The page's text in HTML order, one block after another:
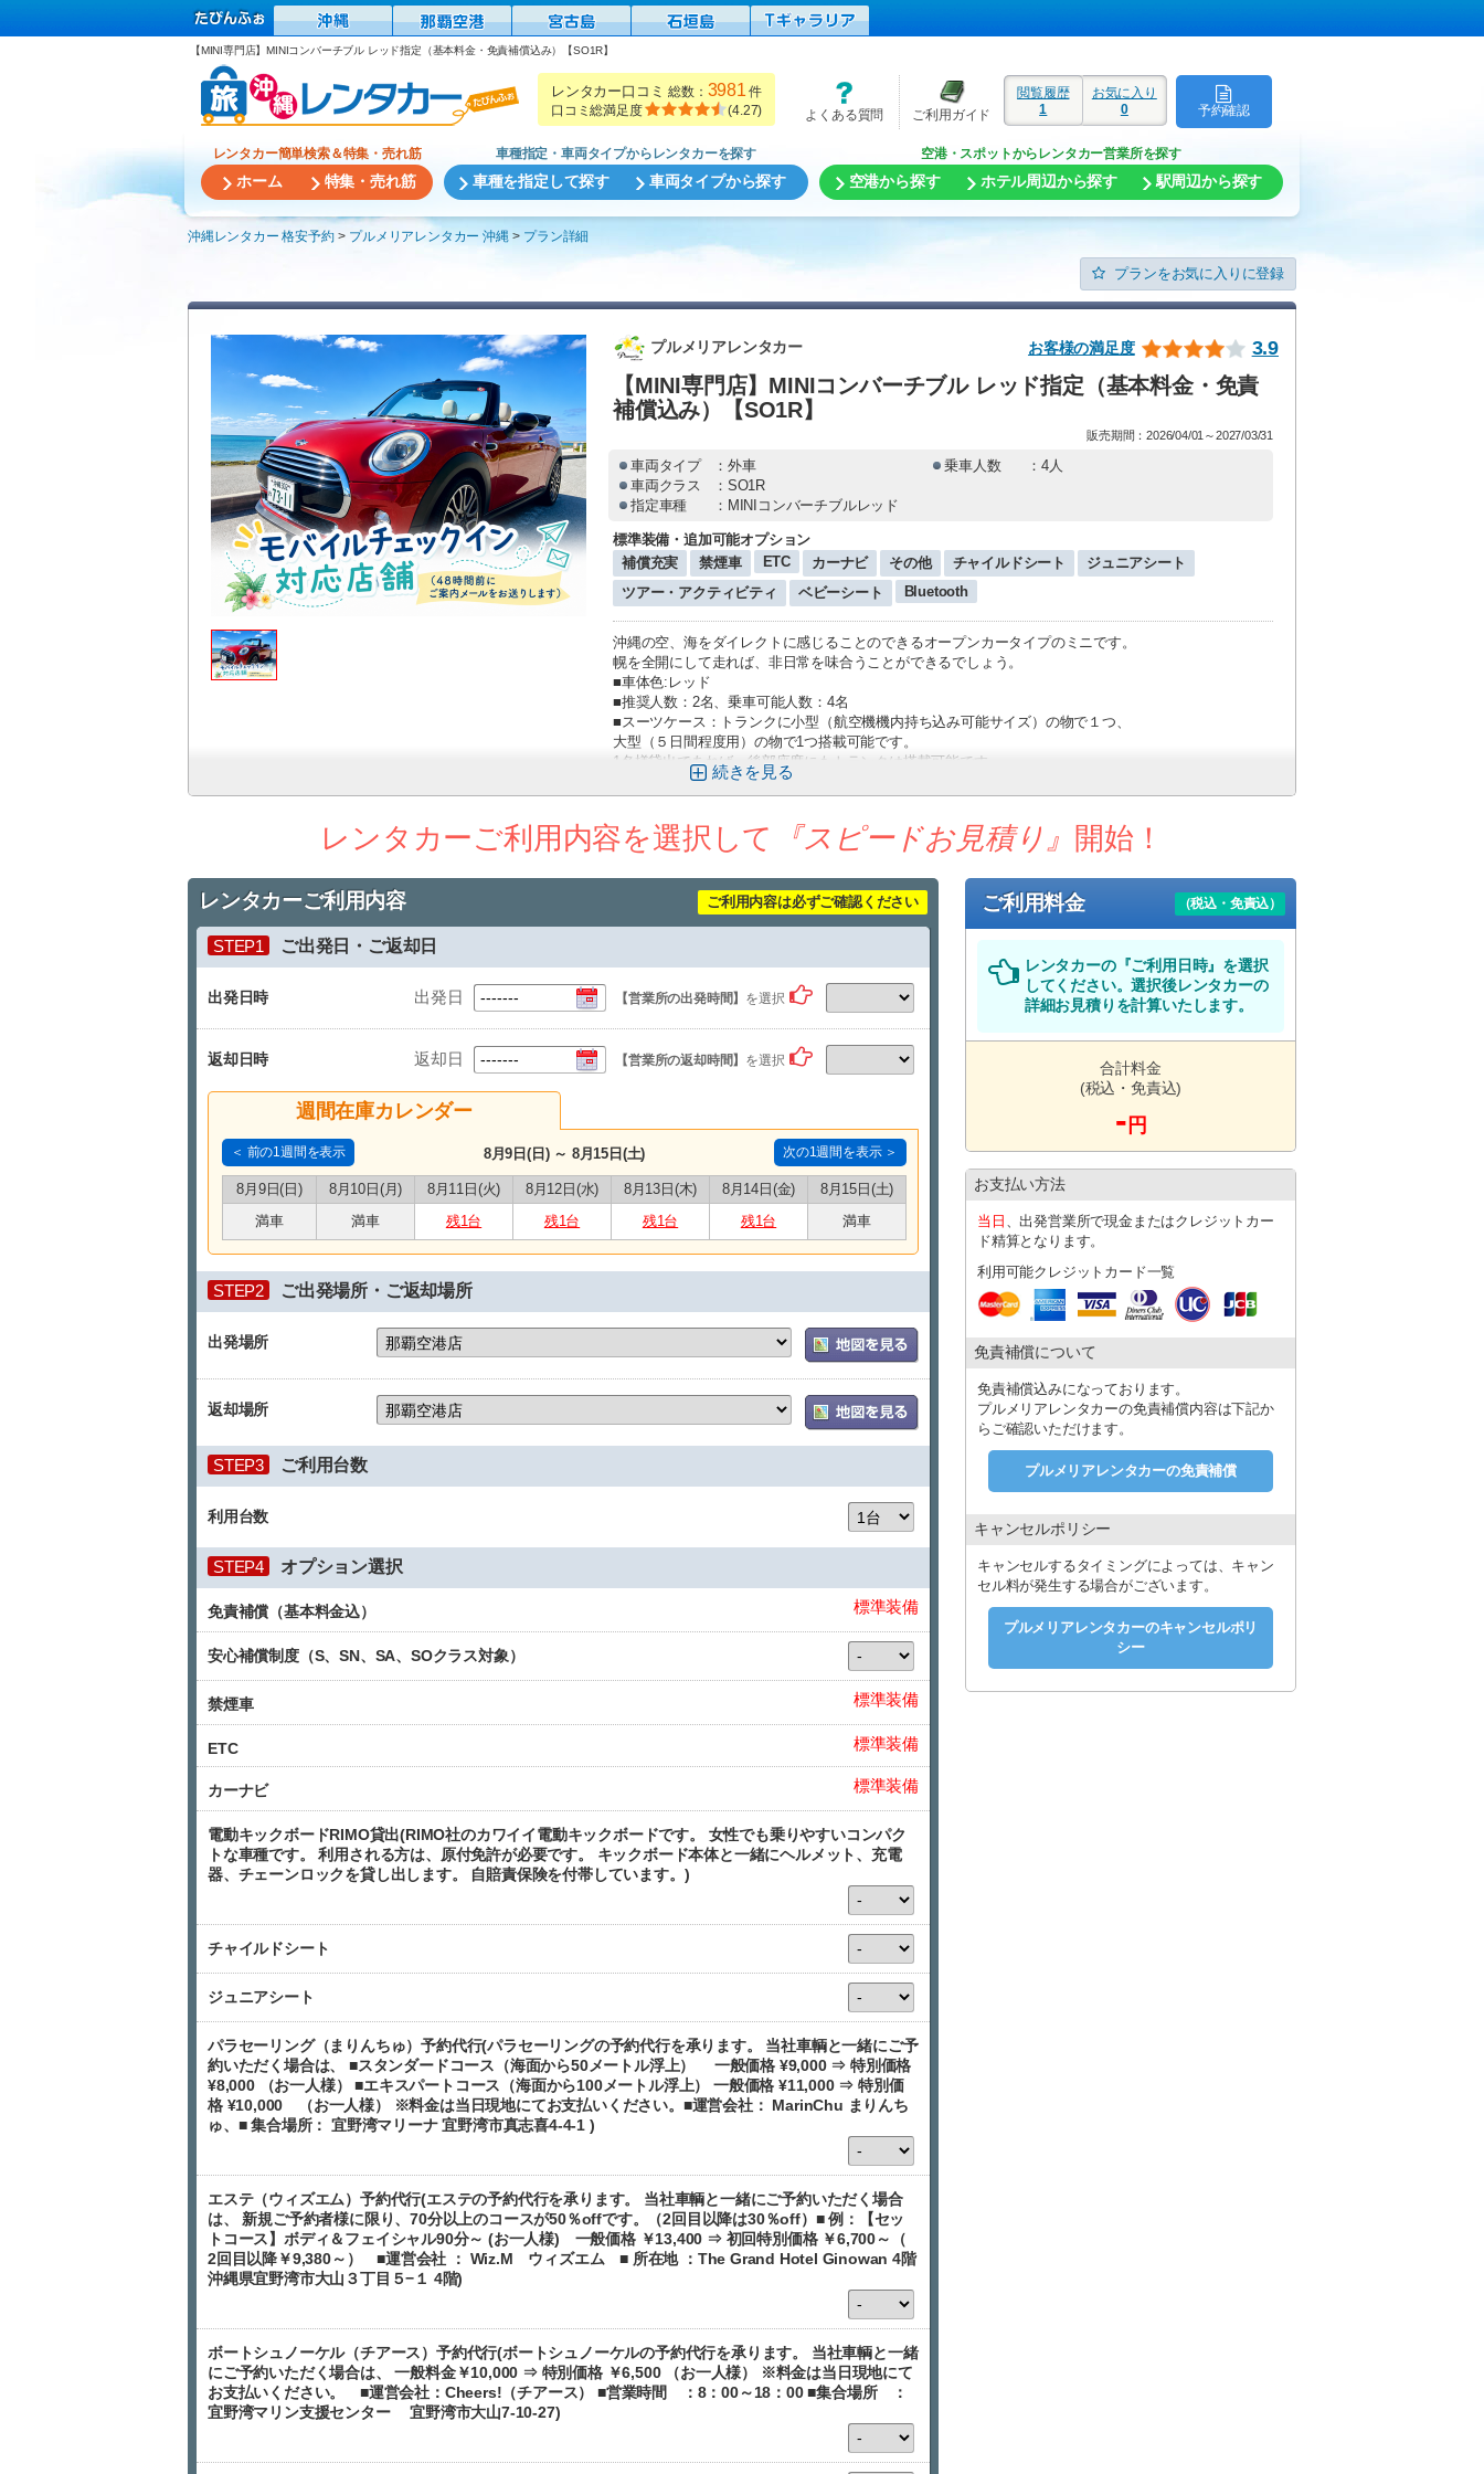
【MINI専門店】MINIコンバーチブル レッド指定（基本料金・免責補償込み）【SO1R】
レンタカー口コミ 総数： 3981 件
口コミ総満足度
(4.27) 予約確認
閲覧履歴
1
お気に入り
0
よくある質問 ご利用ガイド
レンタカー簡単検索＆特集・売れ筋
ホーム 特集・売れ筋
車種指定・車両タイプからレンタカーを探す
車種を指定して探す 車両タイプから探す
空港・スポットからレンタカー営業所を探す
空港から探す ホテル周辺から探す 駅周辺から探す
沖縄レンタカー 格安予約 プルメリアレンタカー 沖縄 プラン詳細
プランをお気に入りに登録
お客様の満足度 3.9
プルメリアレンタカー
【MINI専門店】MINIコンバーチブル レッド指定（基本料金・免責
補償込み）【SO1R】
販売期間：2026/04/01～2027/03/31
車両タイプ ：外車 乗車人数
：4人
車両クラス
：SO1R
指定車種
：MINIコンバーチブルレッド
標準装備・追加可能オプション
補償充実
禁煙車 ETC カーナビ その他 チャイルドシート
ジュニアシート
ツアー・アクティビティ
ベビーシート Bluetooth
沖縄の空、海をダイレクトに感じることのできるオープンカータイプのミニです。
幌を全開にして走れば、非日常を味合うことができるでしょう。
■車体色:レッド
■推奨人数：2名、乗車可能人数：4名
■スーツケース：トランクに小型（航空機機内持ち込み可能サイズ）の物で１つ、
大型（５日間程度用）の物で1つ搭載可能です。
1名様貸出であれば、後部座席にもトランクは搭載可能です。
※同車種でも車両の内装・外装のデザインが異なる場合があります。
続きを
レンタカーご利用内容を選択して 『スピードお見積り』 開始！
レンタカーご利用内容 ご利用内容は必ずご確認ください
STEP1 ご出発日・ご返却日
出発日時 出発日 【営業所の出発時間】 を選択
返却日時 返却日 【営業所の返却時間】 を選択
週間在庫カレンダー
＜ 前の1週間を表示 次の1週間を表示 ＞
8月9日(日) ～ 8月15日(土)
8月9日(日) 8月10日(月) 8月11日(火) 8月12日(水) 8月13日(木) 8月14日(金)
8月15日(土)
満車
満車 残1台 残1台 残1台 残1台 満車
STEP2 ご出発場所・ご返却場所
出発場所
返却場所
STEP3 ご利用台数
利用台数
STEP4 オプション選択
免責補償（基本料金込） 標準装備
安心補償制度（S、SN、SA、SOクラス対象）
禁煙車 標準装備
ETC 標準装備
カーナビ 標準装備
電動キックボードRIMO貸出(RIMO社のカワイイ電動キックボードです。 女性でも乗りやすいコンパク
トな車種です。 利用される方は、原付免許が必要です。 キックボード本体と一緒にヘルメット、充電
器、チェーンロックを貸し出します。 自賠責保険を付帯しています。)
チャイルドシート
ジュニアシート
パラセーリング（まりんちゅ）予約代行(パラセーリングの予約代行を承ります。 当社車輌と一緒にご予
約いただく場合は、 ■スタンダードコース（海面から50メートル浮上） 一般価格 ¥9,000 ⇒ 特別価格
¥8,000 （お一人様） ■エキスパートコース（海面から100メートル浮上） 一般価格 ¥11,000 ⇒ 特別価
格 ¥10,000 （お一人様） ※料金は当日現地にてお支払いください。■運営会社： MarinChu まりんち
ゅ、■ 集合場所： 宜野湾マリーナ 宜野湾市真志喜4-4-1 )
エステ（ウィズエム）予約代行(エステの予約代行を承ります。 当社車輌と一緒にご予約いただく場合
は、 新規ご予約者様に限り、70分以上のコースが50％offです。（2回目以降は30％off）■ 例：【セッ
トコース】ボディ＆フェイシャル90分～ (お一人様) 一般価格 ￥13,400 ⇒ 初回特別価格 ￥6,700～（
2回目以降￥9,380～） ■運営会社 ： Wiz.M ウィズエム ■ 所在地 ：The Grand Hotel Ginowan 4階
沖縄県宜野湾市大山３丁目５−１ 4階)
ボートシュノーケル（チアース）予約代行(ボートシュノーケルの予約代行を承ります。 当社車輌と一緒
にご予約いただく場合は、 一般料金￥10,000 ⇒ 特別価格 ￥6,500 （お一人様） ※料金は当日現地にて
お支払いください。 ■運営会社：Cheers!（チアース） ■営業時間 ：8：00～18：00 ■集合場所 ：
宜野湾マリン支援センター 宜野湾市大山7-10-27)
ご利用料金 （税込・免責込）
レンタカーの『ご利用日時』を選択
してください。選択後レンタカーの
詳細お見積りを計算いたします。
合計料金
(税込・免責込)
- 円
お支払い方法
当日 、出発営業所で現金またはクレジットカー
ド精算となります。
利用可能クレジットカード一覧
免責補償について
免責補償込みになっております。
プルメリアレンタカーの免責補償内容は下記か
らご確認いただけます。
プルメリアレンタカーの免責補償
キャンセルポリシー
キャンセルするタイミングによっては、キャン
セル料が発生する場合がございます。
プルメリアレンタカーのキャンセルポリ
シー